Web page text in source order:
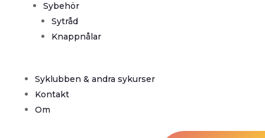
Sybehör
Sytråd
Knappnålar
Syklubben & andra sykurser
Kontakt
Om